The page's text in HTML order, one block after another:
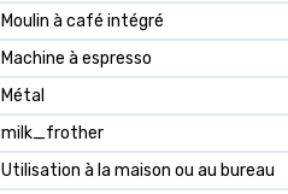
Moulin à café intégré
Machine à espresso
Métal
milk_frother
Utilisation à la maison ou au bureau